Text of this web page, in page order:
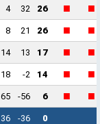
4 32 26 ■ ■
8 21 26 ■ ■
14 13 17 ■ ■
18 -2 14 ■ ■
65 -56 6 ■ ■
36 -36 0